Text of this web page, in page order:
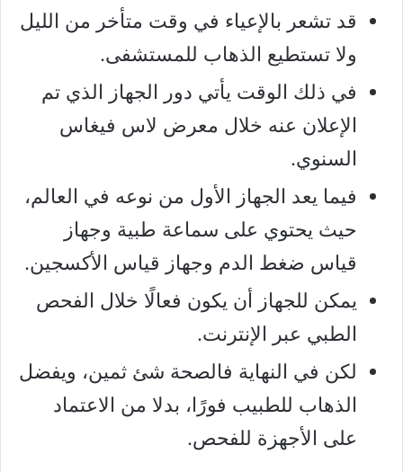
قد تشعر بالإعياء في وقت متأخر من الليل
ولا تستطيع الذهاب للمستشفى.
في ذلك الوقت يأتي دور الجهاز الذي تم
الإعلان عنه خلال معرض لاس فيغاس
السنوي.
فيما يعد الجهاز الأول من نوعه في العالم،
حيث يحتوي على سماعة طبية وجهاز
قياس ضغط الدم وجهاز قياس الأكسجين.
يمكن للجهاز أن يكون فعالًا خلال الفحص
الطبي عبر الإنترنت.
لكن في النهاية فالصحة شئ ثمين، ويفضل
الذهاب للطبيب فورًا، بدلا من الاعتماد
على الأجهزة للفحص.